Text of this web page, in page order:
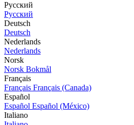
Русский
Русский
Deutsch
Deutsch
Nederlands
Nederlands
Norsk
Norsk Bokmål
Français
Français Français (Canada)
Español
Español Español (México)
Italiano